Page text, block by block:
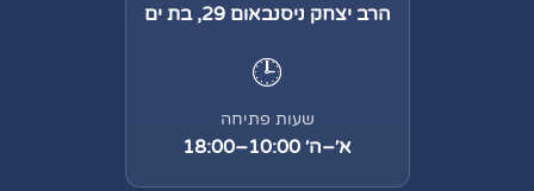
הרב יצחק ניסנבאום 29, בת ים
🕒
שעות פתיחה
א׳–ה׳ 10:00–18:00